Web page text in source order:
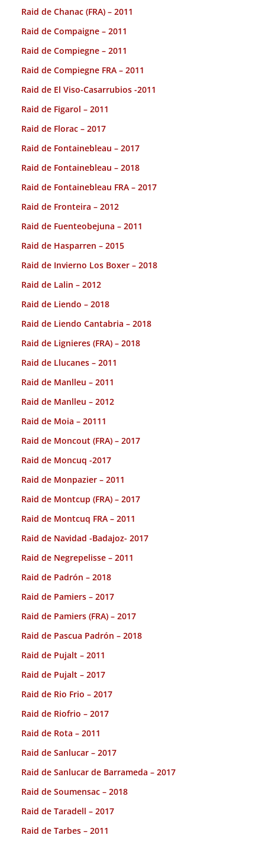
Raid de Chanac (FRA) – 2011
Raid de Compaigne – 2011
Raid de Compiegne – 2011
Raid de Compiegne FRA – 2011
Raid de El Viso-Casarrubios -2011
Raid de Figarol – 2011
Raid de Florac – 2017
Raid de Fontainebleau – 2017
Raid de Fontainebleau – 2018
Raid de Fontainebleau FRA – 2017
Raid de Fronteira – 2012
Raid de Fuenteobejuna – 2011
Raid de Hasparren – 2015
Raid de Invierno Los Boxer – 2018
Raid de Lalin – 2012
Raid de Liendo – 2018
Raid de Liendo Cantabria – 2018
Raid de Lignieres (FRA) – 2018
Raid de Llucanes – 2011
Raid de Manlleu – 2011
Raid de Manlleu – 2012
Raid de Moia – 20111
Raid de Moncout (FRA) – 2017
Raid de Moncuq -2017
Raid de Monpazier – 2011
Raid de Montcup (FRA) – 2017
Raid de Montcuq FRA – 2011
Raid de Navidad -Badajoz- 2017
Raid de Negrepelisse – 2011
Raid de Padrón – 2018
Raid de Pamiers – 2017
Raid de Pamiers (FRA) – 2017
Raid de Pascua Padrón – 2018
Raid de Pujalt – 2011
Raid de Pujalt – 2017
Raid de Rio Frio – 2017
Raid de Riofrio – 2017
Raid de Rota – 2011
Raid de Sanlucar – 2017
Raid de Sanlucar de Barrameda – 2017
Raid de Soumensac – 2018
Raid de Taradell – 2017
Raid de Tarbes – 2011